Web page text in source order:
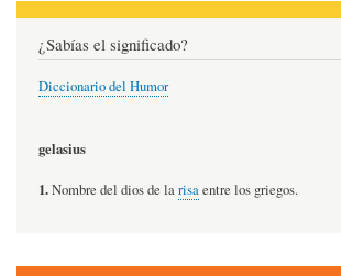
¿Sabías el significado?
Diccionario del Humor
gelasius
1.Nombre del dios de larisaentre los griegos.